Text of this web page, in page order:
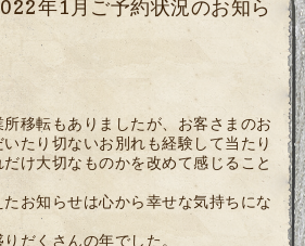
年1月ご予約状況のお知ら
移転もありましたが、お客さまのお
たり切ないお別れも経験して当たり
け大切なものかを改めて感じること
お知らせは心から幸せな気持ちにな
だくさんの年でした。